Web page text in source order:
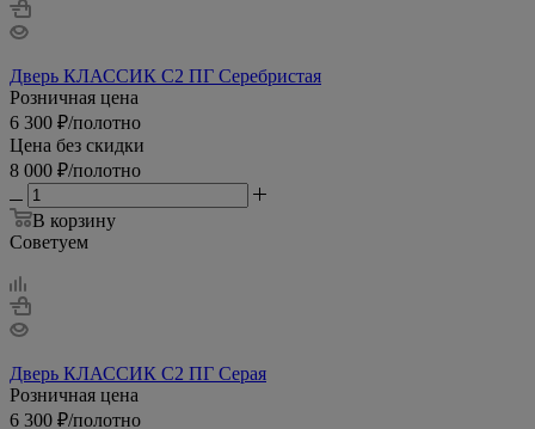
Дверь КЛАССИК С2 ПГ Серебристая
Розничная цена
6 300 ₽/полотно
Цена без скидки
8 000 ₽/полотно
В корзину
Советуем
Дверь КЛАССИК С2 ПГ Серая
Розничная цена
6 300 ₽/полотно